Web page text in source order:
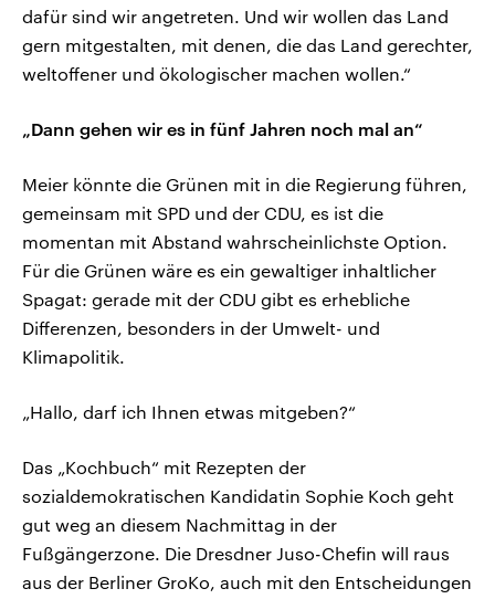
dafür sind wir angetreten. Und wir wollen das Land
gern mitgestalten, mit denen, die das Land gerechter,
weltoffener und ökologischer machen wollen.“
„Dann gehen wir es in fünf Jahren noch mal an“
Meier könnte die Grünen mit in die Regierung führen,
gemeinsam mit SPD und der CDU, es ist die
momentan mit Abstand wahrscheinlichste Option.
Für die Grünen wäre es ein gewaltiger inhaltlicher
Spagat: gerade mit der CDU gibt es erhebliche
Differenzen, besonders in der Umwelt- und
Klimapolitik.
„Hallo, darf ich Ihnen etwas mitgeben?“
Das „Kochbuch“ mit Rezepten der
sozialdemokratischen Kandidatin Sophie Koch geht
gut weg an diesem Nachmittag in der
Fußgängerzone. Die Dresdner Juso-Chefin will raus
aus der Berliner GroKo, auch mit den Entscheidungen